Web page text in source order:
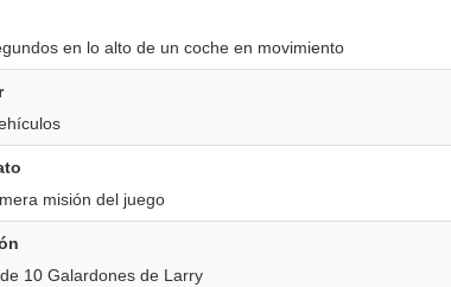
en lo alto de un coche en movimiento
misión del juego
10 Galardones de Larry